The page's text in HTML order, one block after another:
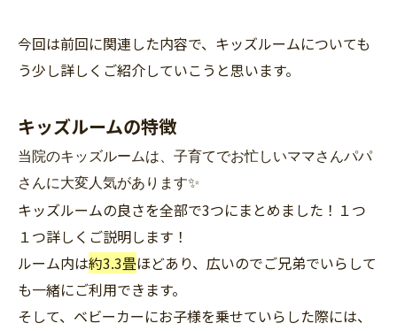
今回は前回に関連した内容で、キッズルームについても
う少し詳しくご紹介していこうと思います。
キッズルームの特徴
当院のキッズルームは、子育てでお忙しいママさんパパ
さんに大変人気があります✨
キッズルームの良さを全部で3つにまとめました！１つ
１つ詳しくご説明します！
ルーム内は約3.3畳ほどあり、広いのでご兄弟でいらして
も一緒にご利用できます。
そして、ベビーカーにお子様を乗せていらした際には、